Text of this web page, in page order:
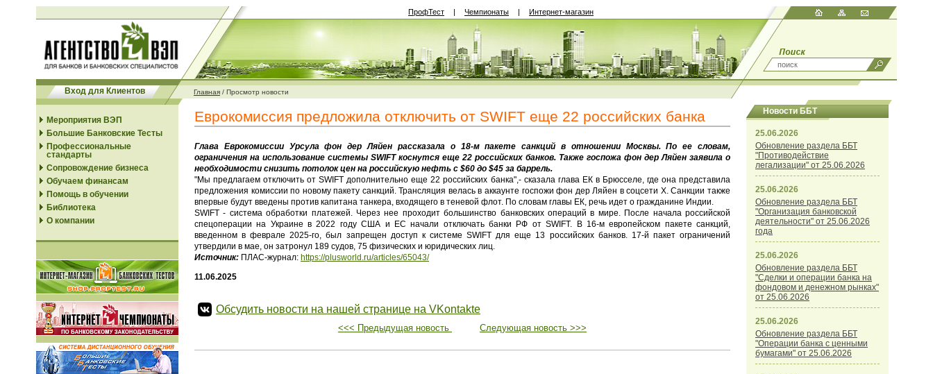
ПрофТест | Чемпионаты | Интернет-магазин
Вход для Клиентов Главная / Просмотр новости
Мероприятия ВЭП
Большие Банковские Тесты
Профессиональные
стандарты
Сопровождение бизнеса
Обучаем финансам
Помощь в обучении
Библиотека
О компании
Еврокомиссия предложила отключить от SWIFT еще 22 российских банка
Глава Еврокомиссии Урсула фон дер Ляйен рассказала о 18-м пакете санкций в отношении Москвы. По ее словам,
ограничения на использование системы SWIFT коснутся еще 22 российских банков. Также госпожа фон дер Ляйен заявила о
необходимости снизить потолок цен на российскую нефть с $60 до $45 за баррель.
"Мы предлагаем отключить от SWIFT дополнительно еще 22 российских банка",- сказала глава ЕК в Брюсселе, где она представила
предложения комиссии по новому пакету санкций. Трансляция велась в аккаунте госпожи фон дер Ляйен в соцсети Х. Санкции также
впервые будут введены против капитана танкера, входящего в теневой флот. По словам главы ЕК, речь идет о гражданине Индии.
SWIFT - система обработки платежей. Через нее проходит большинство банковских операций в мире. После начала российской
спецоперации на Украине в 2022 году США и ЕС начали отключать банки РФ от SWIFT. В 16-м европейском пакете санкций,
введенном в феврале 2025-го, был запрещен доступ к системе SWIFT для еще 13 российских банков. 17-й пакет ограничений
утвердили в мае, он затронул 189 судов, 75 физических и юридических лиц.
Источник: ПЛАС-журнал: https://plusworld.ru/articles/65043/
11.06.2025
Обсудить новости на нашей странице на VKontakte
<<< Предыдущая новость Следующая новость >>>
Новости ББТ
25.06.2026
Обновление раздела ББТ
"Противодействие
легализации" от 25.06.2026
25.06.2026
Обновление раздела ББТ
"Организация банковской
деятельности" от 25.06.2026
года
25.06.2026
Обновление раздела ББТ
"Сделки и операции банка на
фондовом и денежном рынках"
от 25.06.2026
25.06.2026
Обновление раздела ББТ
"Операции банка с ценными
бумагами" от 25.06.2026